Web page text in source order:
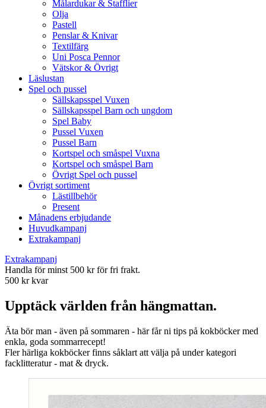
Målardukar & Stafflier
Olja
Pastell
Penslar & Knivar
Textilfärg
Uni Posca Pennor
Vätskor & Övrigt
Läslustan
Spel och pussel
Sällskapsspel Vuxen
Sällskapsspel Barn och ungdom
Spel Baby
Pussel Vuxen
Pussel Barn
Kortspel och småspel Vuxna
Kortspel och småspel Barn
Övrigt Spel och pussel
Övrigt sortiment
Lästillbehör
Present
Månadens erbjudande
Huvudkampanj
Extrakampanj
Extrakampanj
Handla för minst 500 kr för fri frakt.
500 kr kvar
Upptäck världen från hängmattan.
Äta bör man - även på sommaren - här får ni tips på kokböcker med
enkla, goda sommarrecept!
Fler härliga kokböcker finns såklart att välja på under kategori
facklitteratur - mat & dryck.